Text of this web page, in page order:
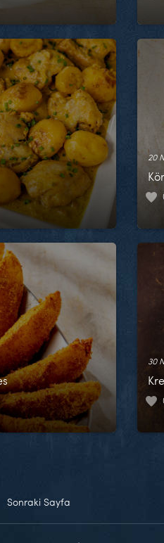
20
30
Sonraki Sayfa